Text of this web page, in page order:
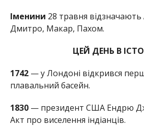
Іменини 28 травня відзначають
Дмитро, Макар, Пахом.
ЦЕЙ ДЕНЬ В
1742— у Лондоні відкрився
плавальний басейн.
1830— президент США Ендрю
Акт про виселення індіанців.